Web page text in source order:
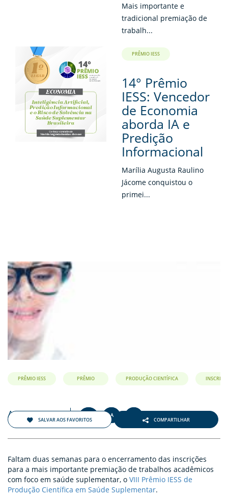
Mais importante e
tradicional premiação de
trabalh...
PRÊMIO IESS
14° Prêmio
IESS: Vencedor
de Economia
aborda IA e
Predição
Informacional
Marília Augusta Raulino
Jácome conquistou o
primei...
PRÊMIO IESS PRÊMIO PRODUÇÃO CIENTÍFICA
Agosto 2018 A
SALVAR AOS FAVORITOS COMPARTILHAR
Faltam duas semanas para o encerramento das inscrições
para a mais importante premiação de trabalhos acadêmicos
com foco em saúde suplementar, o VIII Prêmio IESS de
Produção Científica em Saúde Suplementar.